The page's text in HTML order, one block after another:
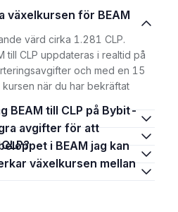
värd cirka 1.281 CLP.
till CLP uppdateras i realtid på
och med en 15
när du har bekräftat